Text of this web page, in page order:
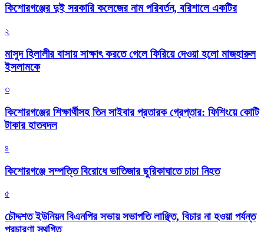
কিশোরগঞ্জের দুই সরকারি কলেজের নাম পরিবর্তন, বরিশালে একটির
২
মাসুদ হিলালীর বাসায় সাক্ষাৎ করতে গেলে ফিরিয়ে দেওয়া হলো মাজহারুল
ইসলামকে
৩
কিশোরগঞ্জের শিক্ষার্থীসহ তিন সাইবার প্রতারক গ্রেপ্তার: ফিশিংয়ে কোটি
টাকার হাতবদল
৪
কিশোরগঞ্জে সম্পত্তি বিরোধে ভাতিজার ছুরিকাঘাতে চাচা নিহত
৫
চৌদ্দশত ইউনিয়ন বিএনপির সভায় সভাপতি লাঞ্ছিত, বিচার না হওয়া পর্যন্ত
প্রচারণা স্থগিত